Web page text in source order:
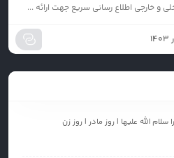
و خارجی اطلاع رسانی سريع جهت ارائه ...
الله علیها | روز مادر | روز زن